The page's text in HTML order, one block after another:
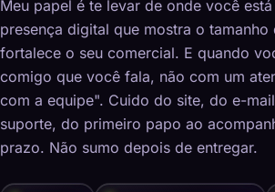
Meu papel é te levar de onde você
presença digital que mostra o tamanho
fortalece o seu comercial. E quando
comigo que você fala, não com um
com a equipe". Cuido do site, do e-
suporte, do primeiro papo ao
prazo. Não sumo depois de entregar.